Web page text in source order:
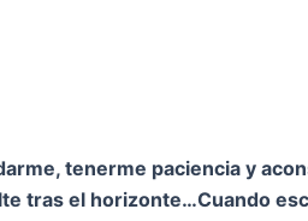
tenerme paciencia y
tras el horizonte…Cuando